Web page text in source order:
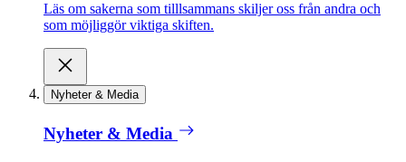
Läs om sakerna som tilllsammans skiljer oss från andra och
som möjliggör viktiga skiften.
Nyheter & Media
Nyheter & Media